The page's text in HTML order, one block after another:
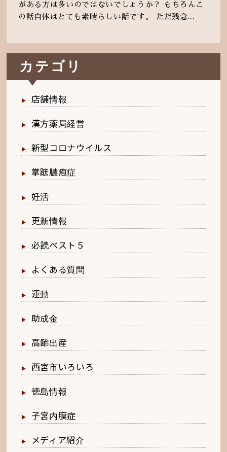
がある方は多いのではないでしょうか？ もちろんこ
の話自体はとても素晴らしい話です。 ただ残念...
カテゴリ
店舗情報
漢方薬局経営
新型コロナウイルス
掌蹠膿疱症
妊活
更新情報
必読ベスト５
よくある質問
運動
助成金
高齢出産
西宮市いろいろ
徳島情報
子宮内膜症
メディア紹介